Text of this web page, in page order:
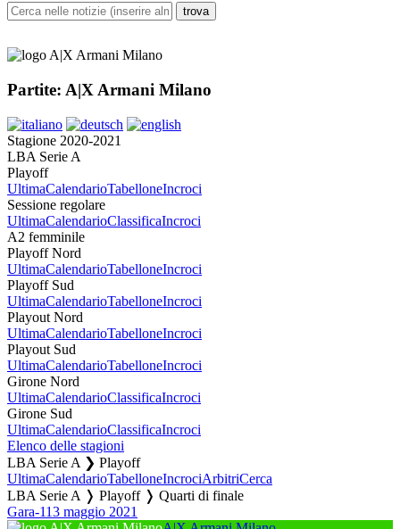
Partite: A|X Armani Milano
Stagione 2020-2021
LBA Serie A
Playoff
UltimaCalendarioTabelloneIncroci
Sessione regolare
UltimaCalendarioClassificaIncroci
A2 femminile
Playoff Nord
UltimaCalendarioTabelloneIncroci
Playoff Sud
UltimaCalendarioTabelloneIncroci
Playout Nord
UltimaCalendarioTabelloneIncroci
Playout Sud
UltimaCalendarioTabelloneIncroci
Girone Nord
UltimaCalendarioClassificaIncroci
Girone Sud
UltimaCalendarioClassificaIncroci
Elenco delle stagioni
LBA Serie A ❯ Playoff
UltimaCalendarioTabelloneIncrociArbitriCerca
LBA Serie A ❭ Playoff ❭ Quarti di finale
Gara-113 maggio 2021